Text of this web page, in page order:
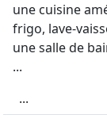
une cuisine
frigo, lave-
une salle de
...
...